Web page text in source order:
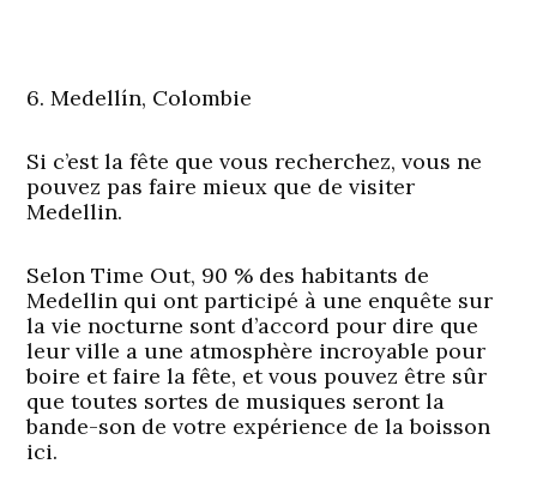
6. Medellín, Colombie
Si c’est la fête que vous recherchez, vous ne
pouvez pas faire mieux que de visiter
Medellin.
Selon Time Out, 90 % des habitants de
Medellin qui ont participé à une enquête sur
la vie nocturne sont d’accord pour dire que
leur ville a une atmosphère incroyable pour
boire et faire la fête, et vous pouvez être sûr
que toutes sortes de musiques seront la
bande-son de votre expérience de la boisson
ici.